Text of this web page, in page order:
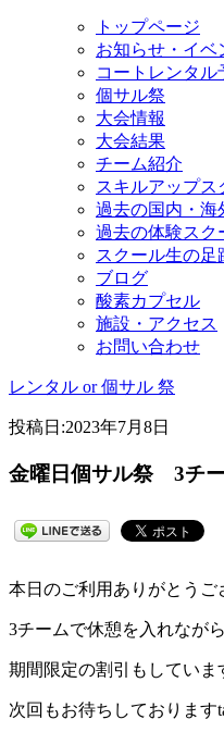
トップページ
お知らせ・イベ
コートレンタル
個サル祭
大会情報
大会結果
チーム紹介
スキルアップス
過去の国内・海
過去の体験スク
スクール生の足
ブログ
酸素カプセル
施設・アクセス
お問い合わせ
レンタル or 個サル 祭
投稿日:2023年7月8日
金曜日個サル祭 3チ
本日のご利用ありがとうご
3チームで休憩を入れなが
期間限定の割引もしていま
次回もお待ちしております